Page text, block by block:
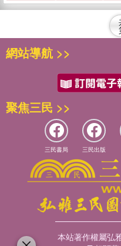
網站導航 >>
聚焦三民 >>
三民書局 三民出版
本站著作權屬弘